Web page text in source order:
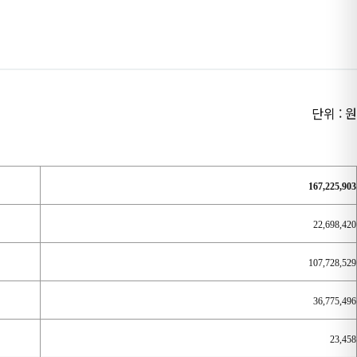
단위 : 원
167,225,903
22,698,420
107,728,529
36,775,496
23,458